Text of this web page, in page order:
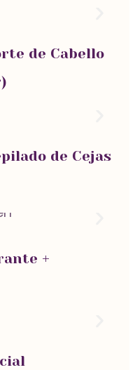
de Cabello
de Cejas
+